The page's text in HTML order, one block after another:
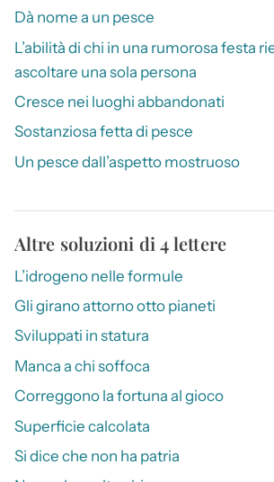
Dà nome a un pesce
L’abilità di chi in una rumorosa festa
ascoltare una sola persona
Cresce nei luoghi abbandonati
Sostanziosa fetta di pesce
Un pesce dall’aspetto mostruoso
Altre soluzioni di 4 lettere
L’idrogeno nelle formule
Gli girano attorno otto pianeti
Sviluppati in statura
Manca a chi soffoca
Correggono la fortuna al gioco
Superficie calcolata
Si dice che non ha patria